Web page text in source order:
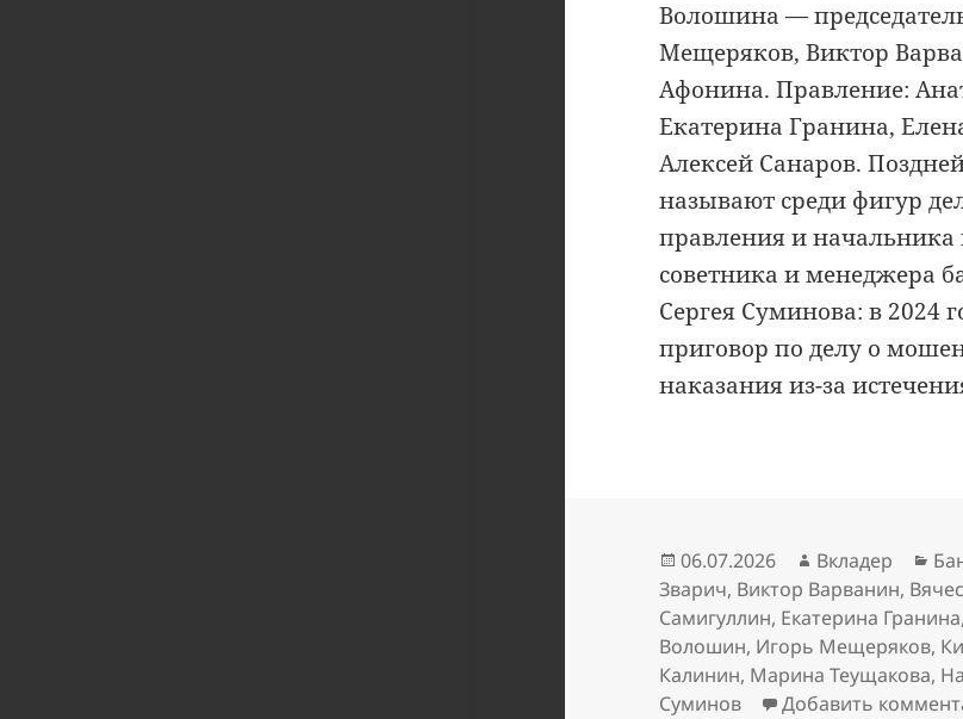
Волошина —
Мещеряков, Виктор
Афонина. Правление:
Екатерина Гранина,
Алексей Санаров.
называют среди фигур
правления и
советника и менеджера
Сергея Суминова: в 2024
приговор по делу о
наказания из-за
Опубликовано
06.07.2026 Автор
Вкладер
Зварич, Виктор Варванин,
Самигуллин, Екатерина Гранина,
Волошин, Игорь Мещеряков,
Калинин, Марина Теущакова,
Суминов
Добавить